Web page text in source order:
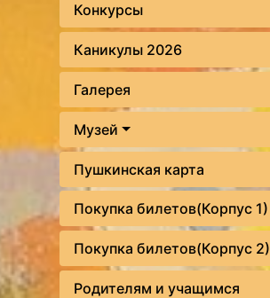
Конкурсы
Каникулы 2026
Галерея
Музей
Пушкинская карта
Покупка билетов(Корпус 1)
Покупка билетов(Корпус 2)
Родителям и учащимся